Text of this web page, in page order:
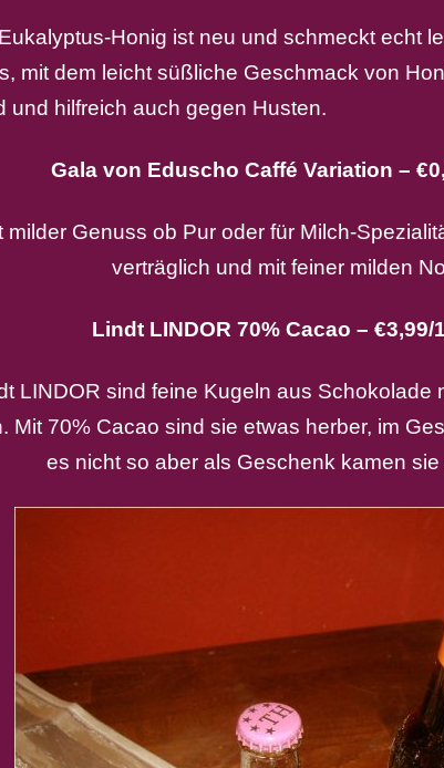
Honig ist neu und schmeckt echt
mit dem leicht süßliche Geschmack von
und hilfreich auch gegen Husten.
Gala von Eduscho Caffé Variation –
milder Genuss ob Pur oder für Milch-
verträglich und mit feiner milden
Lindt LINDOR 70% Cacao – €3,99/
LINDOR sind feine Kugeln aus Schokolade
Mit 70% Cacao sind sie etwas herber, im
es nicht so aber als Geschenk kamen